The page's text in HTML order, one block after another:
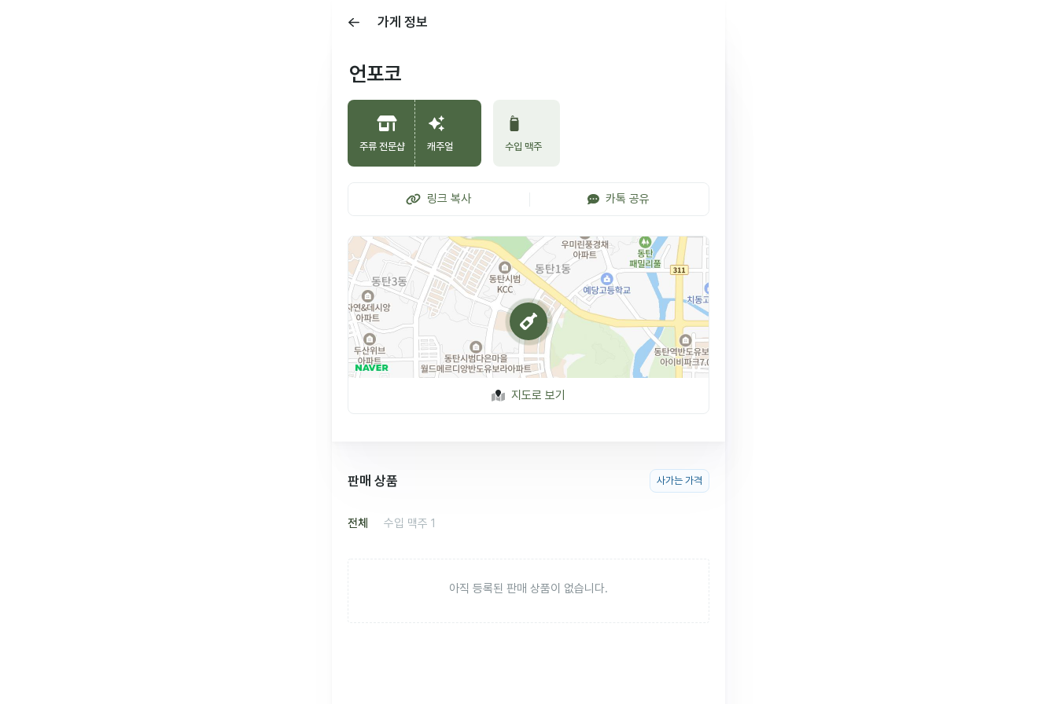
가게 정보
언포코
주류 전문샵 캐주얼 수입 맥주
링크 복사 카톡 공유
지도로 보기
판매 상품 사가는 가격
전체 수입 맥주 1
아직 등록된 판매 상품이 없습니다.